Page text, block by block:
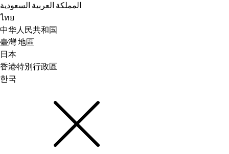
المملكة العربية السعودية
ไทย
中华人民共和国
臺灣 地區
日本
香港特別行政區
한국